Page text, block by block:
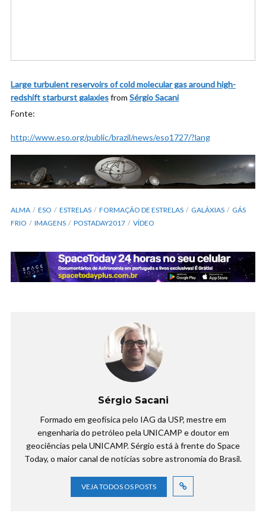
Large turbulent reservoirs of cold molecular gas around high-
redshift starburst galaxiesfrom Sérgio Sacani
Fonte:
http://www.eso.org/public/brazil/news/eso1727/?lang
ALMA ESO ESTRELAS FORMAÇÃO DE ESTRELAS GALÁXIAS
GÁS
FRIO
IMAGENS POSTADAY2017 VÍDEO
Sérgio Sacani
Formado em geofísica pelo IAG da USP, mestre em
engenharia do petróleo pela UNICAMP e doutor em
geociências pela UNICAMP. Sérgio está à frente do Space
Today, o maior canal de notícias sobre astronomia do Brasil.
VEJA TODOS OS POSTS